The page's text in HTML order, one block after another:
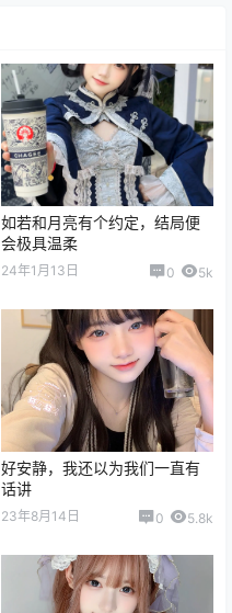
如若和月亮有个约定，结局便
会极具温柔
24年1月13日 0 5k
好安静，我还以为我们一直有
话讲
23年8月14日 0 5.8k